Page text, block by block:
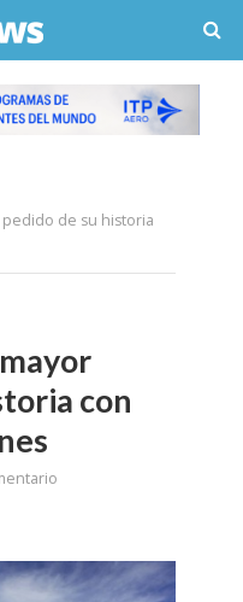
de su historia
con